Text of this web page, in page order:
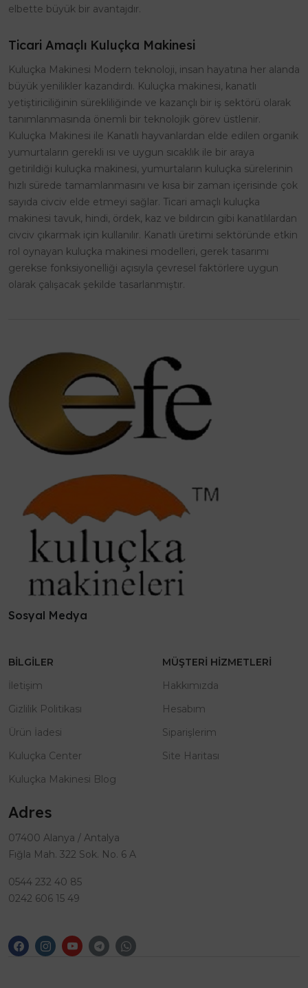
elbette büyük bir avantajdır.
Ticari Amaçlı Kuluçka Makinesi
Kuluçka Makinesi Modern teknoloji, insan hayatına her alanda
büyük yenilikler kazandırdı. Kuluçka makinesi, kanatlı
yetiştiriciliğinin sürekliliğinde ve kazançlı bir iş sektörü olarak
tanımlanmasında önemli bir teknolojik görev üstlenir.
Kuluçka Makinesi ile Kanatlı hayvanlardan elde edilen organik
yumurtaların gerekli ısı ve uygun sıcaklık ile bir araya
getirildiği kuluçka makinesi, yumurtaların kuluçka sürelerinin
hızlı sürede tamamlanmasını ve kısa bir zaman içerisinde çok
sayıda civciv elde etmeyi sağlar. Ticari amaçlı kuluçka
makinesi tavuk, hindi, ördek, kaz ve bıldırcın gibi kanatlılardan
civciv çıkarmak için kullanılır. Kanatlı üretimi sektöründe etkin
rol oynayan kuluçka makinesi modelleri, gerek tasarımı
gerekse fonksiyonelliği açısıyla çevresel faktörlere uygun
olarak çalışacak şekilde tasarlanmıştır.
Sosyal Medya
BILGILER
İletişim
Gizlilik Politikası
Ürün İadesi
Kuluçka Center
Kuluçka Makinesi Blog
MÜŞTERI HIZMETLERI
Hakkımızda
Hesabım
Siparişlerim
Site Haritası
Adres
07400 Alanya / Antalya
Fığla Mah. 322 Sok. No. 6 A
0544 232 40 85
0242 606 15 49